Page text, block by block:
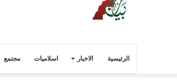
الرئيسية الاخبار اسلاميات مجتمع